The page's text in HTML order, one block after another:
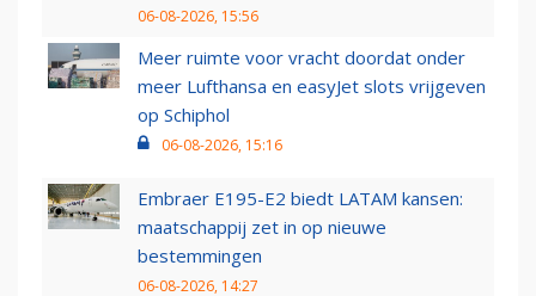
06-08-2026, 15:56
Meer ruimte voor vracht doordat onder
meer Lufthansa en easyJet slots vrijgeven
op Schiphol
06-08-2026, 15:16
Embraer E195-E2 biedt LATAM kansen:
maatschappij zet in op nieuwe
bestemmingen
06-08-2026, 14:27